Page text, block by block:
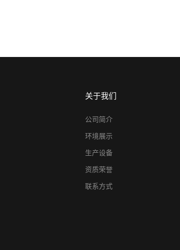
关于我们
公司简介
环境展示
生产设备
资质荣誉
联系方式